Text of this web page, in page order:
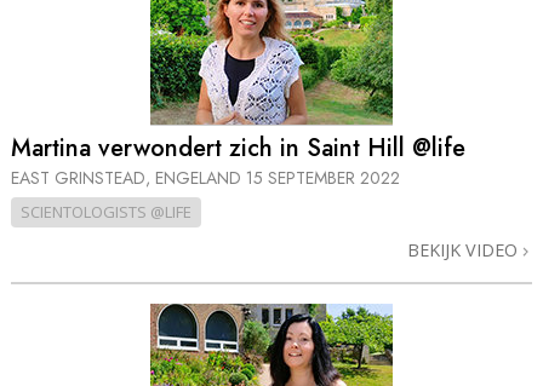
Martina verwondert zich in Saint Hill @life
EAST GRINSTEAD, ENGELAND 15 SEPTEMBER 2022
SCIENTOLOGISTS @LIFE
BEKIJK VIDEO